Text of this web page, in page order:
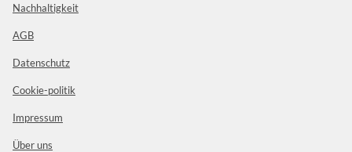
Nachhaltigkeit
AGB
Datenschutz
Cookie-politik
Impressum
Über uns